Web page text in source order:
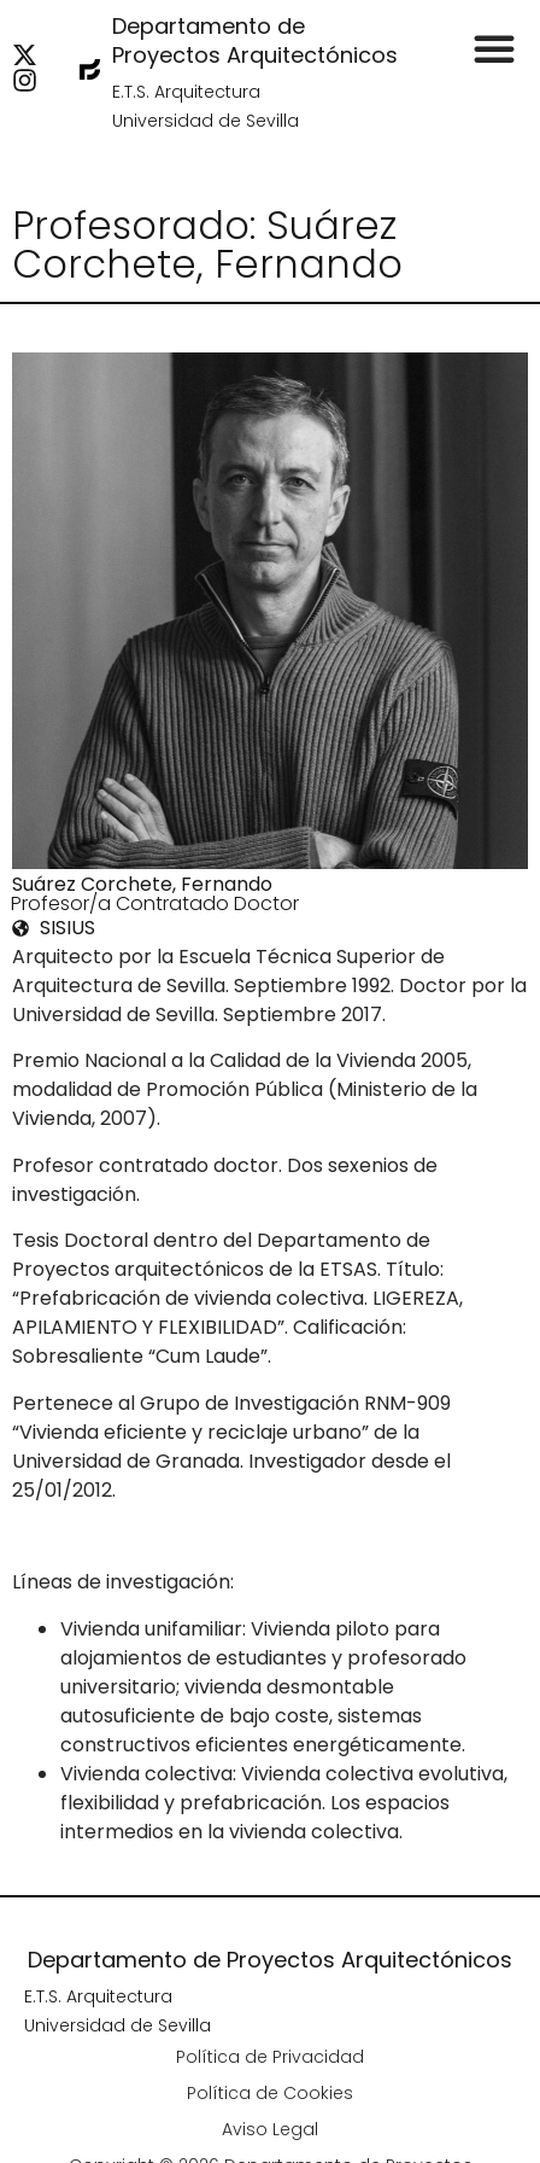
Departamento de
Proyectos Arquitectónicos
E.T.S. Arquitectura
Universidad de Sevilla
Profesorado: Suárez
Corchete, Fernando
Arquitecto por la Escuela Técnica Superior de
Arquitectura de Sevilla. Septiembre 1992. Doctor por la
Universidad de Sevilla. Septiembre 2017.
Premio Nacional a la Calidad de la Vivienda 2005,
modalidad de Promoción Pública (Ministerio de la
Vivienda, 2007).
Profesor contratado doctor. Dos sexenios de
investigación.
Tesis Doctoral dentro del Departamento de
Proyectos arquitectónicos de la ETSAS. Título:
“Prefabricación de vivienda colectiva. LIGEREZA,
APILAMIENTO Y FLEXIBILIDAD”. Calificación:
Sobresaliente “Cum Laude”.
Pertenece al Grupo de Investigación RNM-909
“Vivienda eficiente y reciclaje urbano” de la
Universidad de Granada. Investigador desde el
25/01/2012.
Líneas de investigación:
Vivienda unifamiliar: Vivienda piloto para
alojamientos de estudiantes y profesorado
universitario; vivienda desmontable
autosuficiente de bajo coste, sistemas
constructivos eficientes energéticamente.
Vivienda colectiva: Vivienda colectiva evolutiva,
flexibilidad y prefabricación. Los espacios
intermedios en la vivienda colectiva.
Suárez Corchete, Fernando
3Profesor/a Contratado Doctor
SISIUS
Departamento de Proyectos Arquitectónicos
E.T.S. Arquitectura
Universidad de Sevilla
Política de Privacidad
Política de Cookies
Aviso Legal